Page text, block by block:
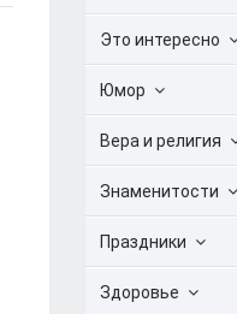
Это интересно
Юмор
Вера и религия
Знаменитости
Праздники
Здоровье